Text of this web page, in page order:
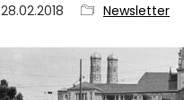
28.02.2018 Newsletter